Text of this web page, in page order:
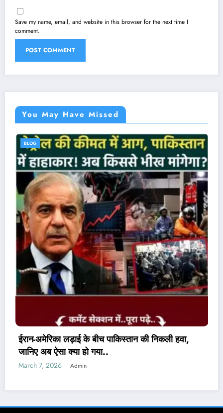
Save my name, email, and website in this browser for the next time I
comment.
You May Have Missed
हुआ अमेरिका का?..
BLOG
ज़मीन पर आक्रमण करने से क्यों